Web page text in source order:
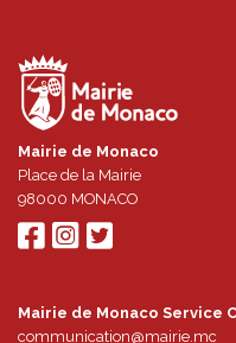
Mairie de Monaco
Place de la Mairie
98000 MONACO
Mairie de Monaco Service
communication@mairie.mc